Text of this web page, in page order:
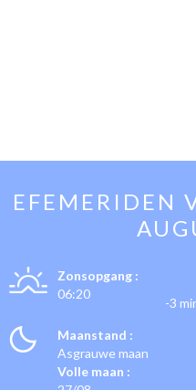
EFEMERIDEN
Zonsopgang :
06:20
-3
Maanstand :
Asgrauwe maan
Volle maan :